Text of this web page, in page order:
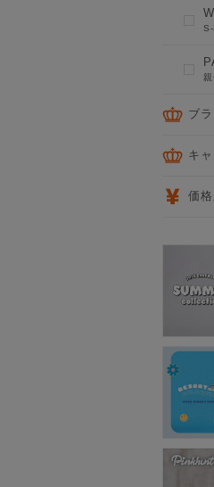
S-
ブ
キ
価